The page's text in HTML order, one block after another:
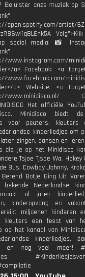
Beluister onze muziek op
open.spotify.com/artist/
social media: 📸
www.instagram.com/
a> Facebook: <a
www.facebook.com/
a> Website: <a
www.minidisco.nl/
Het officiële
Minidisco biedt
voor peuters, kleuters
kinderliedjes om
zingen, dansen en
die je op het Minidisco
Tsjoe Tjsoe Wa, Hokey
Bus, Cowboy Johnny,
Botje Ging Uit
Nederlandse
al jaren
kinderopvang en
miljoenen kinderen
kleuters een feest van
op het kanaal van
kinderliedjes,
en nog veel meer!